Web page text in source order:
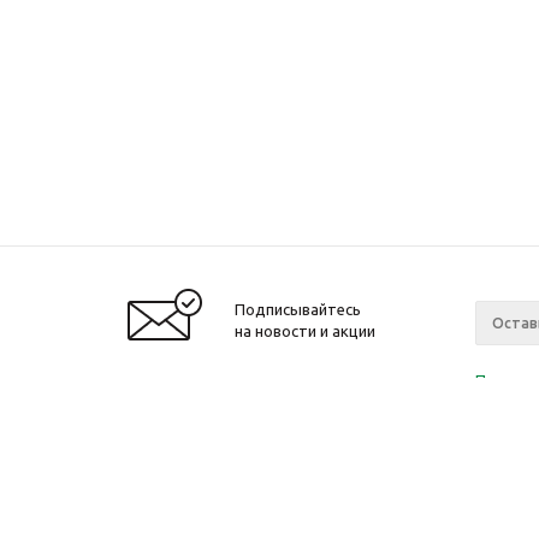
Подписывайтесь
на новости и акции